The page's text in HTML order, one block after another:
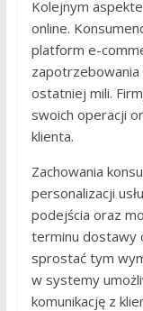
Kolejnym
online.
platform e-
zapotrzebowania
ostatniej mili.
swoich operacji
klienta.
Zachowania
personalizacji
podejścia oraz
terminu dostawy
sprostać tym
w systemy
komunikację z